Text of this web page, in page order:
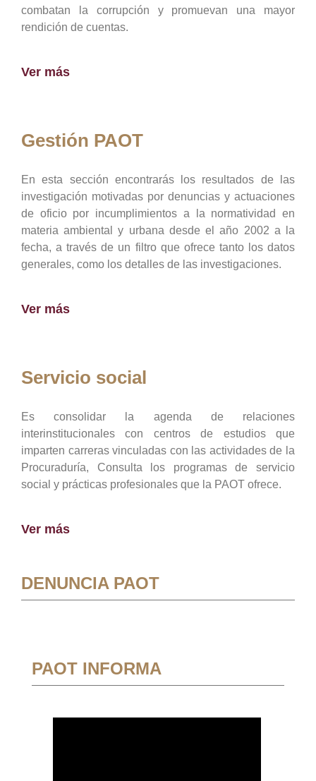
combatan la corrupción y promuevan una mayor
rendición de cuentas.
Ver más
Gestión PAOT
En esta sección encontrarás los resultados de las
investigación motivadas por denuncias y actuaciones
de oficio por incumplimientos a la normatividad en
materia ambiental y urbana desde el año 2002 a la
fecha, a través de un filtro que ofrece tanto los datos
generales, como los detalles de las investigaciones.
Ver más
Servicio social
Es consolidar la agenda de relaciones
interinstitucionales con centros de estudios que
imparten carreras vinculadas con las actividades de la
Procuraduría, Consulta los programas de servicio
social y prácticas profesionales que la PAOT ofrece.
Ver más
DENUNCIA PAOT
PAOT INFORMA